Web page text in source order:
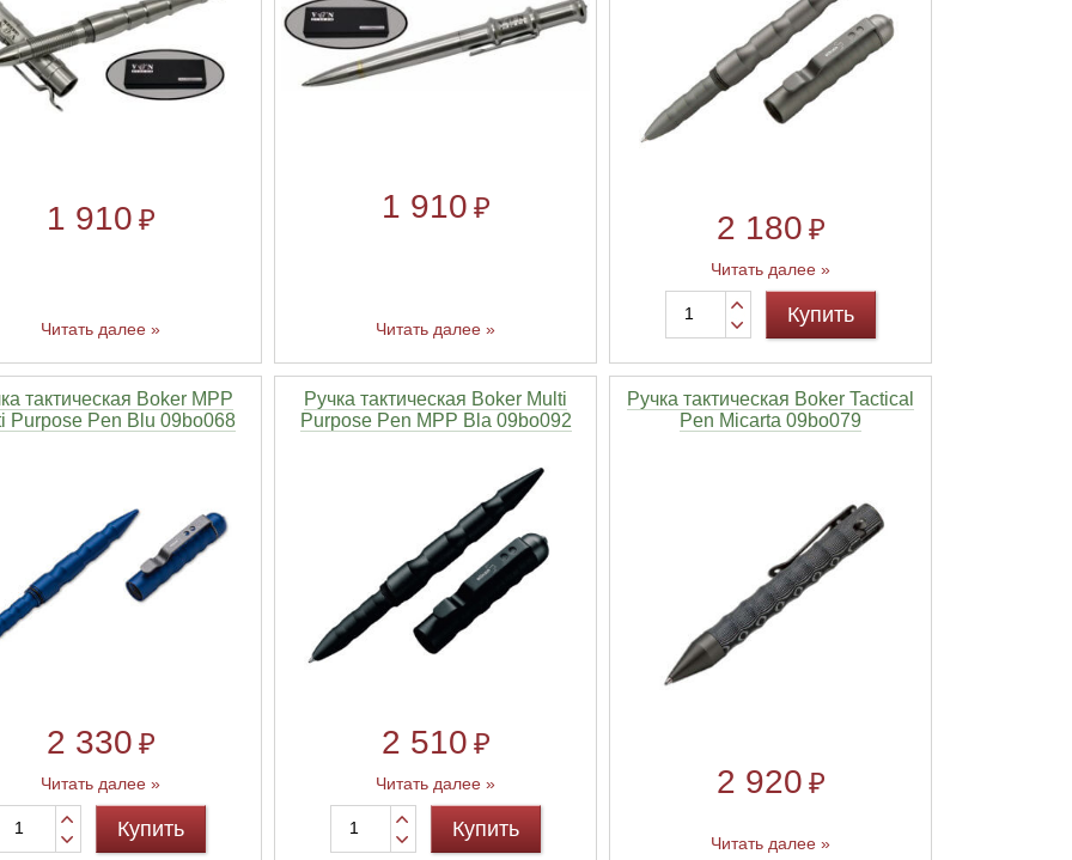
1 910 ₽
Читать далее »
1 910 ₽
Читать далее »
2 180 ₽
Читать далее »
Купить
тактическая Boker MPP
Purpose Pen Blu 09bo068
2 330 ₽
Читать далее »
Купить
Ручка тактическая Boker Multi
Purpose Pen MPP Bla 09bo092
2 510 ₽
Читать далее »
Купить
Ручка тактическая Boker Tactical
Pen Micarta 09bo079
2 920 ₽
Читать далее »